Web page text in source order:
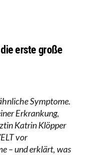
erste große
Symptome.
Erkrankung,
Katrin Klöpper
vor
– und erklärt, was